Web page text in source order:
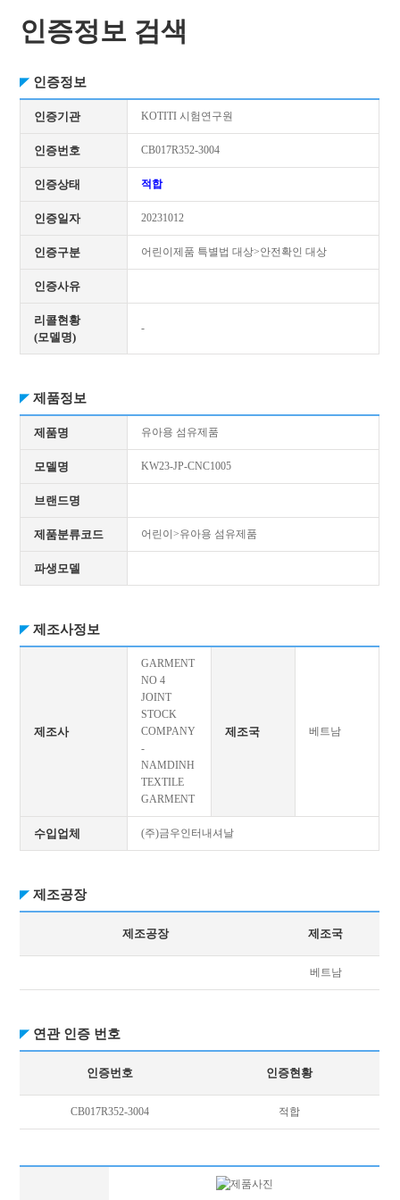
인증정보 검색
인증정보
인증기관 KOTITI 시험연구원
인증번호 CB017R352-3004
인증상태 적합
인증일자 20231012
인증구분 어린이제품 특별법 대상>안전확인 대상
인증사유
리콜현황
(모델명)
-
제품정보
제품명 유아용 섬유제품
모델명 KW23-JP-CNC1005
브랜드명
제품분류코드 어린이>유아용 섬유제품
파생모델
제조사정보
제조사
GARMENT
NO 4
JOINT
STOCK
COMPANY
-
NAMDINH
TEXTILE
GARMENT
제조국 베트남
수입업체 (주)금우인터내셔날
제조공장
제조공장 제조국
베트남
연관 인증 번호
인증번호 인증현황
CB017R352-3004 적합